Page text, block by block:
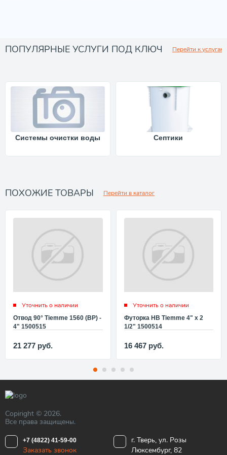
ПОПУЛЯРНЫЕ УСЛУГИ ПОД КЛЮЧ Перейти к услугам
Системы очистки воды Септики
ПОХОЖИЕ ТОВАРЫ Перейти в каталог
Уточнить о наличии
Отвод 90° Tiemme 1560 (ВР) -
4" 1500515
21 277 руб.
Уточнить о наличии
Футорка НВ Tiemme 4" x 2
1/2" 1500514
16 467 руб.
Copiright © 2026.
Все права защищены.
+7 (4822) 41-59-00
Заказать звонок
г. Тверь, ул. Розы
Люксембург, 82